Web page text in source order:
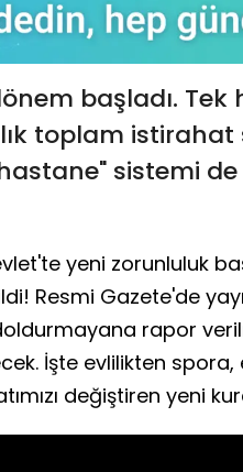
başladı. Tek
toplam
sistemi de
yeni zorunluluk
Resmi Gazete'de
rapor
İşte evlilikten
değiştiren yeni